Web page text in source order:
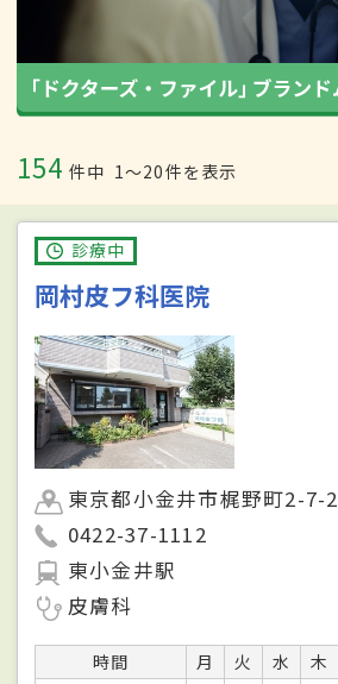
154 件中 1〜20件を表示
診療中
岡村皮フ科医院
東京都小金井市梶野町2-7-2
0422-37-1112
東小金井駅
皮膚科
時間 月 火 水 木